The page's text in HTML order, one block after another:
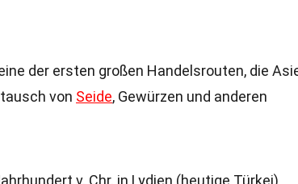
der ersten großen Handelsrouten, die
von Seide, Gewürzen und anderen
v. Chr. in Lydien (heutige Türkei)